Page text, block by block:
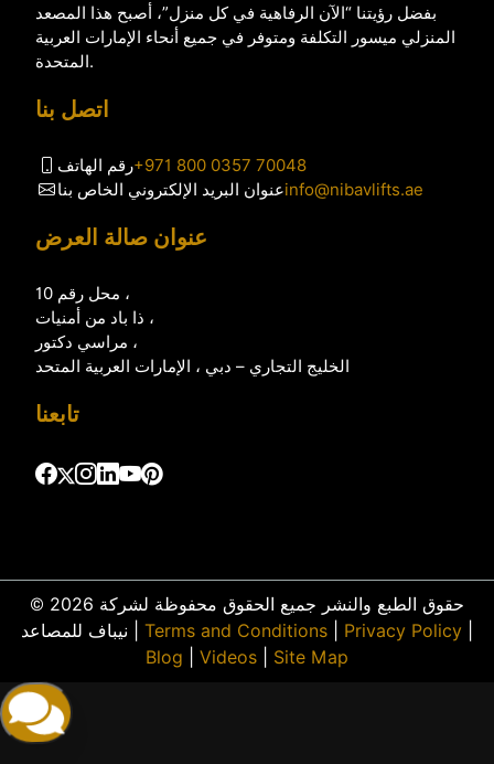
بفضل رؤيتنا “الآن الرفاهية في كل منزل”، أصبح هذا المصعد
المنزلي ميسور التكلفة ومتوفر في جميع أنحاء الإمارات العربية
المتحدة.
اتصل بنا
رقم الهاتف+971 800 0357 70048
عنوان البريد الإلكتروني الخاص بناinfo@nibavlifts.ae
عنوان صالة العرض
محل رقم 10 ،
ذا باد من أمنيات ،
مراسي دكتور ،
الخليج التجاري – دبي ، الإمارات العربية المتحد
تابعنا
© 2026 حقوق الطبع والنشر جميع الحقوق محفوظة لشركة
Terms and Conditions Privacy Policy
Blog
Videos Site Map